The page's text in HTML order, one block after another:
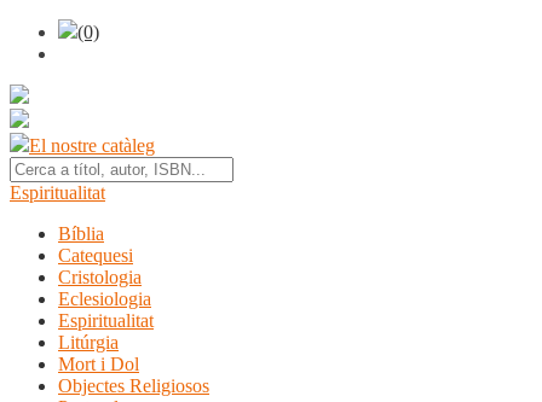
(0)
El nostre catàleg
Espiritualitat
Bíblia
Catequesi
Cristologia
Eclesiologia
Espiritualitat
Litúrgia
Mort i Dol
Objectes Religiosos